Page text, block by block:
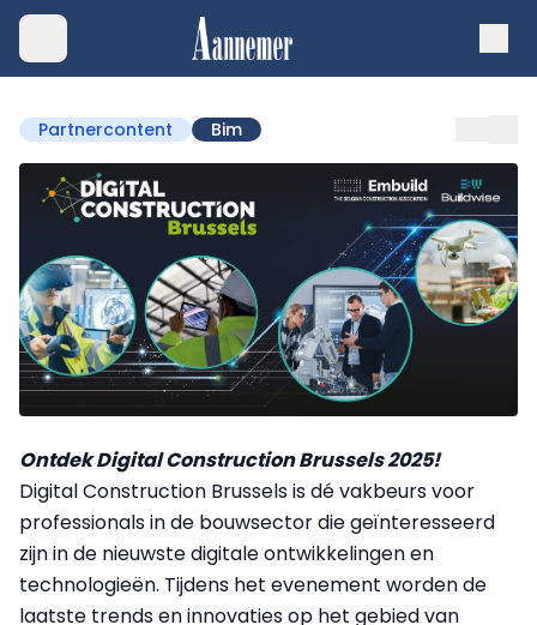
Partnercontent Bim
Ontdek Digital Construction Brussels 2025!
Digital Construction Brussels is dé vakbeurs voor
professionals in de bouwsector die geïnteresseerd
zijn in de nieuwste digitale ontwikkelingen en
technologieën. Tijdens het evenement worden de
laatste trends en innovaties op het gebied van